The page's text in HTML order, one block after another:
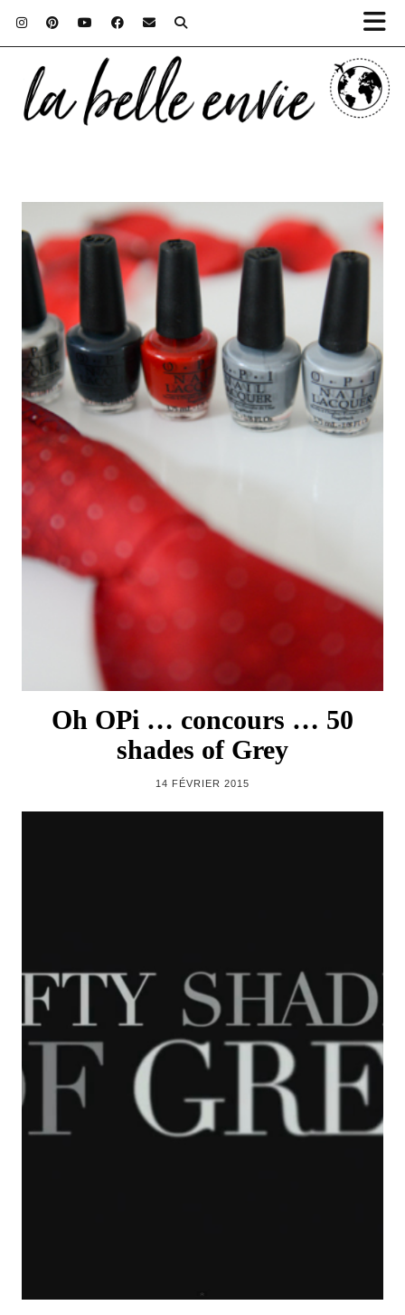
Oh OPi … concours … 50
shades of Grey
14 FÉVRIER 2015